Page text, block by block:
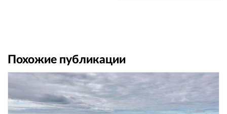
Похожие публикации